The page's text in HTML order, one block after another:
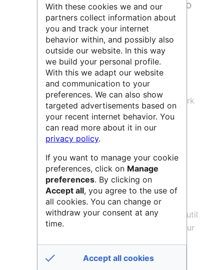
standards souhaités dont la norme ISO
19115/19139, via le package geometa.
Il propose :
Un rapport de validité (validateur
INSPIRE )
Des fichiers XML valides ISO19115
pouvant être publiés dans geonetwork
Des géocatalogues CSW
Des catalogues EML
Et permet la création :
DeDOIsur Zenodo et Dataverse
Lacréation de flux de données
cartographiquessur un Geoserver
Il est également possible d’utiliser un outil
complémentaire (Open Fair Viewer) pour
informations produites (données et
With these cookies we and our
partners collect information about
you and track your internet
behavior within, and possibly also
outside our website. In this way
we build your personal profile.
With this we adapt our website
and communication to your
preferences. We can also show
targeted advertisements based on
your recent internet behavior. You
can read more about it in our
privacy policy.
If you want to manage your cookie
preferences, click on Manage
preferences. By clicking on
Accept all, you agree to the use of
all cookies. You can change or
withdraw your consent at any
time.
Accept all cookies